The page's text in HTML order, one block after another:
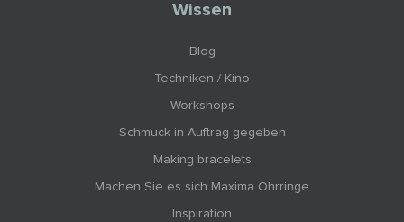
Wissen
Blog
Techniken / Kino
Workshops
Schmuck in Auftrag gegeben
Making bracelets
Machen Sie es sich Maxima Ohrringe
Inspiration